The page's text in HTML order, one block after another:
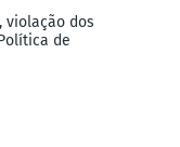
violação dos
de